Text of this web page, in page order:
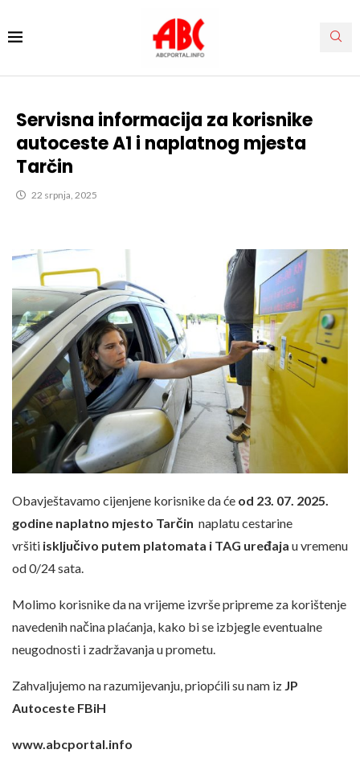
Servisna informacija za korisnike
autoceste A1 i naplatnog mjesta
Tarčin
22 srpnja, 2025
Obavještavamo cijenjene korisnike da će od 23. 07. 2025.
godine naplatno mjesto Tarčin naplatu cestarine
vršiti isključivo putem platomata i TAG uređaja u vremenu
od 0/24 sata.
Molimo korisnike da na vrijeme izvrše pripreme za korištenje
navedenih načina plaćanja, kako bi se izbjegle eventualne
neugodnosti i zadržavanja u prometu.
Zahvaljujemo na razumijevanju, priopćili su nam iz JP
Autoceste FBiH
www.abcportal.info